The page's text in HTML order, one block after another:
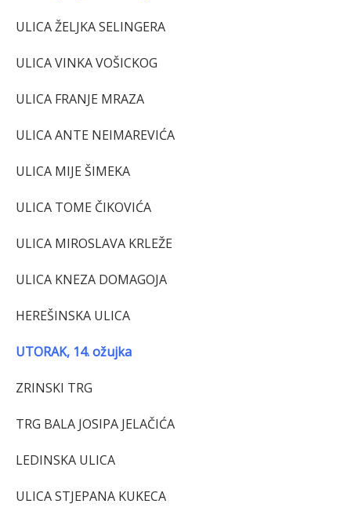
ULICA ŽELJKA SELINGERA
ULICA VINKA VOŠICKOG
ULICA FRANJE MRAZA
ULICA ANTE NEIMAREVIĆA
ULICA MIJE ŠIMEKA
ULICA TOME ČIKOVIĆA
ULICA MIROSLAVA KRLEŽE
ULICA KNEZA DOMAGOJA
HEREŠINSKA ULICA
UTORAK, 14. ožujka
ZRINSKI TRG
TRG BALA JOSIPA JELAČIĆA
LEDINSKA ULICA
ULICA STJEPANA KUKECA